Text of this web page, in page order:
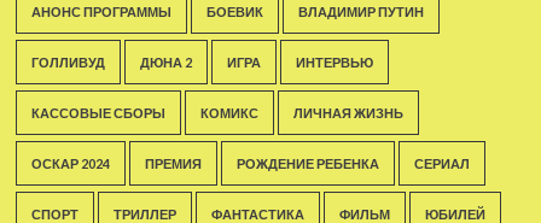
АНОНС ПРОГРАММЫ БОЕВИК ВЛАДИМИР ПУТИН
ГОЛЛИВУД ДЮНА 2 ИГРА ИНТЕРВЬЮ
КАССОВЫЕ СБОРЫ КОМИКС ЛИЧНАЯ ЖИЗНЬ
ОСКАР 2024 ПРЕМИЯ РОЖДЕНИЕ РЕБЕНКА СЕРИАЛ
СПОРТ ТРИЛЛЕР ФАНТАСТИКА ФИЛЬМ ЮБИЛЕЙ